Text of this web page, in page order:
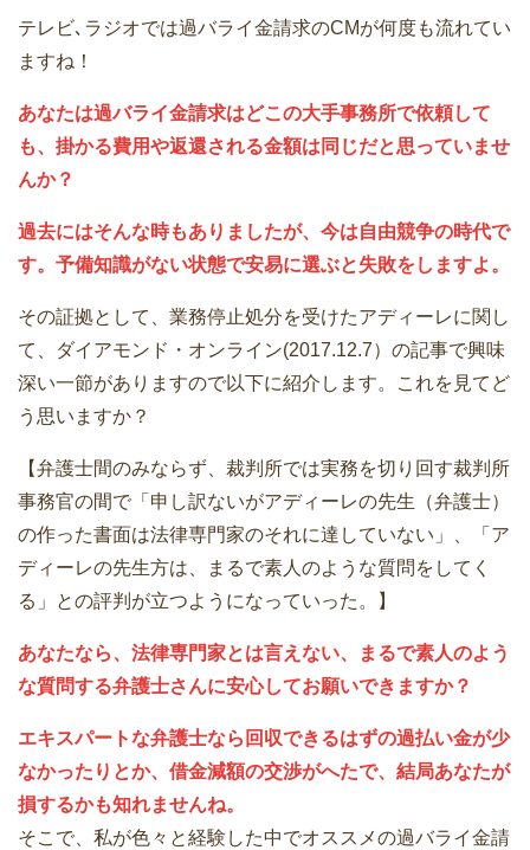
テレビ､ラジオでは過バライ金請求のCMが何度も流れてい
ますね！
あなたは過バライ金請求はどこの大手事務所で依頼して
も、掛かる費用や返還される金額は同じだと思っていませ
んか？
過去にはそんな時もありましたが、今は自由競争の時代で
す。予備知識がない状態で安易に選ぶと失敗をしますよ。
その証拠として、業務停止処分を受けたアディーレに関し
て、ダイアモンド・オンライン(2017.12.7）の記事で興味
深い一節がありますので以下に紹介します。これを見てど
う思いますか？
【弁護士間のみならず、裁判所では実務を切り回す裁判所
事務官の間で「申し訳ないがアディーレの先生（弁護士）
の作った書面は法律専門家のそれに達していない」、「ア
ディーレの先生方は、まるで素人のような質問をしてく
る」との評判が立つようになっていった。】
あなたなら、法律専門家とは言えない、まるで素人のよう
な質問する弁護士さんに安心してお願いできますか？
エキスパートな弁護士なら回収できるはずの過払い金が少
なかったりとか、借金減額の交渉がへたで、結局あなたが
損するかも知れませんね。
そこで、私が色々と経験した中でオススメの過バライ金請